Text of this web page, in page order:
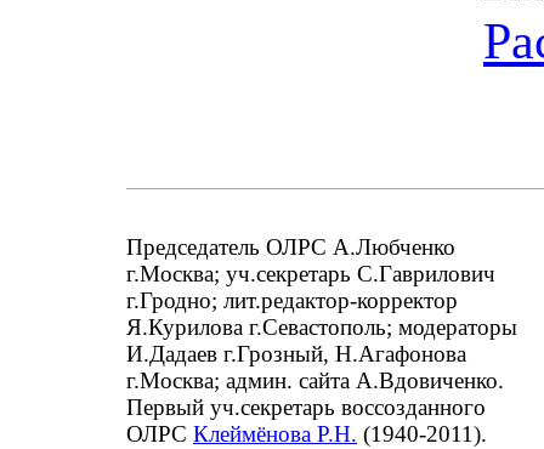
Председатель ОЛРС А.Любченко
г.Москва; уч.секретарь С.Гаврилович
г.Гродно; лит.редактор-корректор
Я.Курилова г.Севастополь; модераторы
И.Дадаев г.Грозный, Н.Агафонова
г.Москва; админ. сайта А.Вдовиченко.
Первый уч.секретарь воссозданного
ОЛРС Клеймёнова Р.Н. (1940-2011).